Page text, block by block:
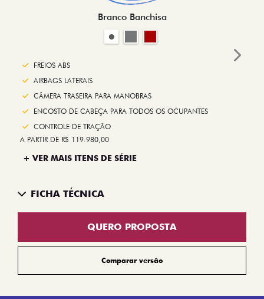
Branco Banchisa
FREIOS ABS
AIRBAGS LATERAIS
CÂMERA TRASEIRA PARA MANOBRAS
ENCOSTO DE CABEÇA PARA TODOS OS OCUPANTES
CONTROLE DE TRAÇÃO
A PARTIR DE R$ 119.980,00
+ VER MAIS ITENS DE SÉRIE
FICHA TÉCNICA
QUERO PROPOSTA
Comparar versão
Next